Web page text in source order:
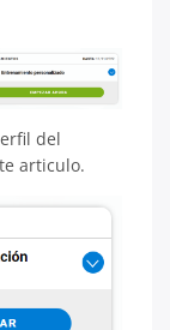
del
articulo.